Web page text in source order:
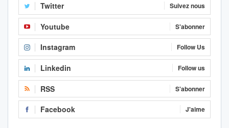
Twitter Suivez nous
Youtube S'abonner
Instagram Follow Us
Linkedin Follow us
RSS S'abonner
Facebook J'aime